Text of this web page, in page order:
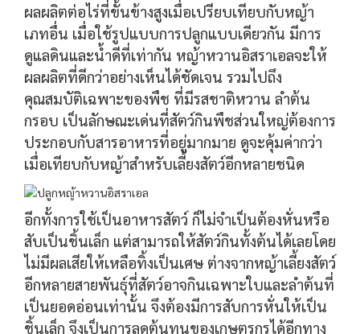
ผลผลิตต่อไร่ที่ขั้นข้างสูงเมื่อเปรียบเทียบกับหญ้า
เภทอื่น เมื่อใช้รูปแบบการปลูกแบบเดียวกัน มีการ
ดูแลดินและน้ำดีที่เท่ากัน หญ้าหวานอิสราเอลจะให้
ผลผลิตที่ดีกว่าอย่างเห็นได้ชัดเจน รวมไปถึง
คุณสมบัติเฉพาะของพืช ที่มีรสชาติหวาน ลำต้น
กรอบ เป็นลักษณะเด่นที่สัตว์กินพืชส่วนใหญ่ต้องการ
ประกอบกับสารอาหารที่อยู่มากมาย ดูจะคุ้มค่ากว่า
เมื่อเทียบกับหญ้าสำหรับเลี้ยงสัตว์อีกหลายชนิด
อีกทั้งการใช้เป็นอาหารสัตว์ ก็ไม่จำเป็นต้องหั่นหรือ
สับเป็นชิ้นเล็ก แต่สามารถให้สัตว์กินทั้งต้นได้เลยโดย
ไม่มีผลเสียให้เหลือทิ้งเป็นเศษ ต่างจากหญ้าเลี้ยงสัตว์
อีกหลายสายพันธุ์ที่สัตว์อาจกินเฉพาะใบและลำต้นที่
เป็นยอดอ่อนเท่านั้น จึงต้องมีการสับการหั่นให้เป็น
ชิ้นเล็ก จึงเป็นการลดต้นทุนของเกษตรกรได้อีกทาง